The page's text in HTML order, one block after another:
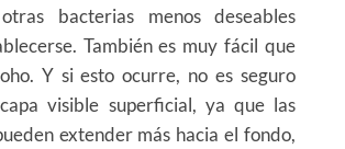
bacterias menos deseables
También es muy fácil que
Y si esto ocurre, no es seguro
visible superficial, ya que las
extender más hacia el fondo,